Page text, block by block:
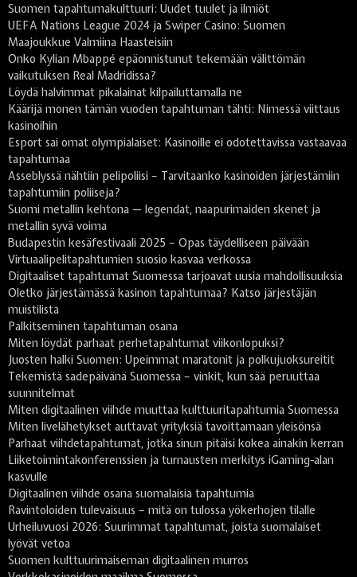
Suomen tapahtumakulttuuri: Uudet tuulet ja ilmiöt
UEFA Nations League 2024 ja Swiper Casino: Suomen
Maajoukkue Valmiina Haasteisiin
Onko Kylian Mbappé epäonnistunut tekemään välittömän
vaikutuksen Real Madridissa?
Löydä halvimmat pikalainat kilpailuttamalla ne
Käärijä monen tämän vuoden tapahtuman tähti: Nimessä viittaus
kasinoihin
Esport sai omat olympialaiset: Kasinoille ei odotettavissa vastaavaa
tapahtumaa
Asseblyssä nähtiin pelipoliisi – Tarvitaanko kasinoiden järjestämiin
tapahtumiin poliiseja?
Suomi metallin kehtona — legendat, naapurimaiden skenet ja
metallin syvä voima
Budapestin kesäfestivaali 2025 – Opas täydelliseen päivään
Virtuaalipelitapahtumien suosio kasvaa verkossa
Digitaaliset tapahtumat Suomessa tarjoavat uusia mahdollisuuksia
Oletko järjestämässä kasinon tapahtumaa? Katso järjestäjän
muistilista
Palkitseminen tapahtuman osana
Miten löydät parhaat perhetapahtumat viikonlopuksi?
Juosten halki Suomen: Upeimmat maratonit ja polkujuoksureitit
Tekemistä sadepäivänä Suomessa – vinkit, kun sää peruuttaa
suunnitelmat
Miten digitaalinen viihde muuttaa kulttuuritapahtumia Suomessa
Miten livelähetykset auttavat yrityksiä tavoittamaan yleisönsä
Parhaat viihdetapahtumat, jotka sinun pitäisi kokea ainakin kerran
Liiketoimintakonferenssien ja turnausten merkitys iGaming-alan
kasvulle
Digitaalinen viihde osana suomalaisia tapahtumia
Ravintoloiden tulevaisuus – mitä on tulossa yökerhojen tilalle
Urheiluvuosi 2026: Suurimmat tapahtumat, joista suomalaiset
lyövät vetoa
Suomen kulttuurimaiseman digitaalinen murros